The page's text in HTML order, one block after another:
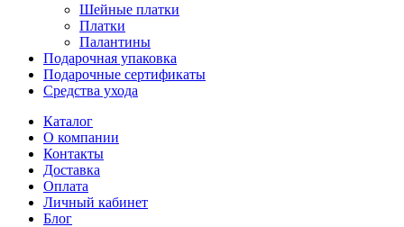
Шейные платки
Платки
Палантины
Подарочная упаковка
Подарочные сертификаты
Средства ухода
Каталог
О компании
Контакты
Доставка
Оплата
Личный кабинет
Блог